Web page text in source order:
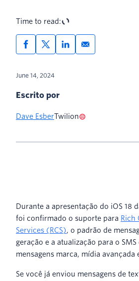
Time to read:
June 14, 2024
Escrito por
Dave EsberTwilion
Durante a apresentação do iOS 18
foi confirmado o suporte para Rich
Services (RCS), o padrão de
geração e a atualização para o
mensagens marca, mídia avançada
Se você já enviou mensagens de